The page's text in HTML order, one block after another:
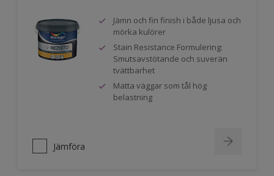
Jämn och fin finish i både ljusa och
mörka kulörer
Stain Resistance Formulering:
Smutsavstötande och suverän
tvättbarhet
Matta väggar som tål hög
belastning
Jämföra